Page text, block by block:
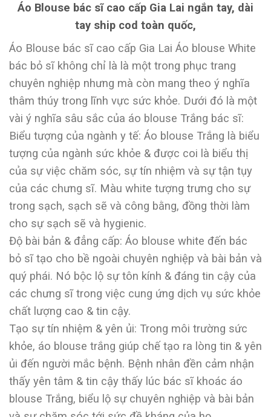
Áo Blouse bác sĩ cao cấp Gia Lai ngắn tay, dài
tay ship cod toàn quốc,
Áo Blouse bác sĩ cao cấp Gia Lai Áo blouse White
bác bỏ sĩ không chỉ là là một trong phục trang
chuyên nghiệp nhưng mà còn mang theo ý nghĩa
thâm thúy trong lĩnh vực sức khỏe. Dưới đó là một
vài ý nghĩa sâu sắc của áo blouse Trắng bác sĩ:
Biểu tượng của ngành y tế: Áo blouse Trắng là biểu
tượng của ngành sức khỏe & được coi là biểu thị
của sự việc chăm sóc, sự tín nhiệm và sự tận tụy
của các chưng sĩ. Màu white tượng trưng cho sự
trong sạch, sạch sẽ và công bằng, đồng thời làm
cho sự sạch sẽ và hygienic.
Độ bài bản & đẳng cấp: Áo blouse white đến bác
bỏ sĩ tạo cho bề ngoài chuyên nghiệp và bài bản và
quý phái. Nó bộc lộ sự tôn kính & đáng tin cậy của
các chưng sĩ trong việc cung ứng dịch vụ sức khỏe
chất lượng cao & tin cậy.
Tạo sự tín nhiệm & yên ủi: Trong môi trường sức
khỏe, áo blouse trắng giúp chế tạo ra lòng tin & yên
ủi đến người mắc bệnh. Bệnh nhân đền cảm nhận
thấy yên tâm & tin cậy thấy lúc bác sĩ khoác áo
blouse Trắng, biểu lộ sự chuyên nghiệp và bài bản